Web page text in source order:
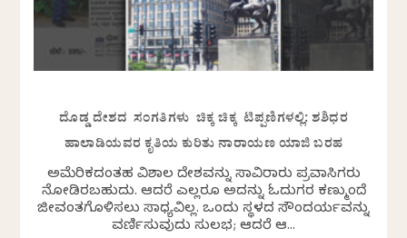
ದೊಡ್ಡ ದೇಶದ ಸಂಗತಿಗಳು ಚಿಕ್ಕ ಚಿಕ್ಕ ಟಿಪ್ಪಣಿಗಳಲ್ಲಿ: ಶಶಿಧರ
ಹಾಲಾಡಿಯವರ ಕೃತಿಯ ಕುರಿತು ನಾರಾಯಣ ಯಾಜಿ ಬರಹ
ಅಮೆರಿಕದಂತಹ ವಿಶಾಲ ದೇಶವನ್ನು ಸಾವಿರಾರು ಪ್ರವಾಸಿಗರು
ನೋಡಿರಬಹುದು. ಆದರೆ ಎಲ್ಲರೂ ಅದನ್ನು ಓದುಗರ ಕಣ್ಮುಂದೆ
ಜೀವಂತಗೊಳಿಸಲು ಸಾಧ್ಯವಿಲ್ಲ. ಒಂದು ಸ್ಥಳದ ಸೌಂದರ್ಯವನ್ನು
ವರ್ಣಿಸುವುದು ಸುಲಭ; ಆದರೆ ಆ...